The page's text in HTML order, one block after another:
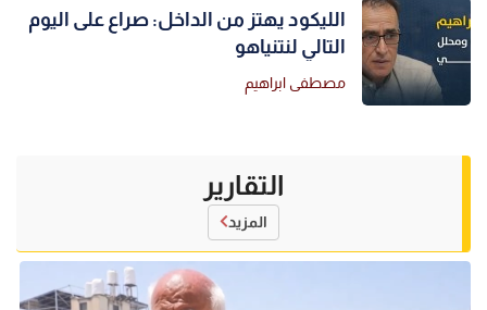
الليكود يهتز من الداخل: صراع على اليوم
التالي لنتنياهو
مصطفى ابراهيم
التقارير
المزيد